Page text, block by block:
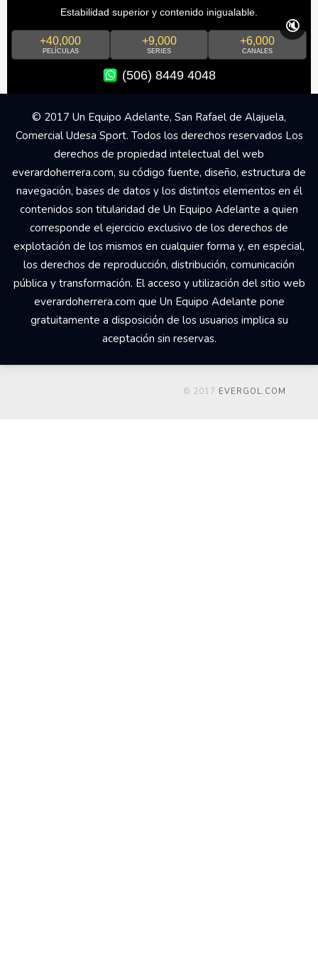
Estabilidad superior y contenido inigualable.
+40,000
PELÍCULAS
+9,000
SERIES
+6,000
CANALES
(506) 8449 4048
🔇
© 2017 Un Equipo Adelante, San Rafael de Alajuela,
Comercial Udesa Sport. Todos los derechos reservados Los
derechos de propiedad intelectual del web
everardoherrera.com, su código fuente, diseño, estructura de
navegación, bases de datos y los distintos elementos en él
contenidos son titularidad de Un Equipo Adelante a quien
corresponde el ejercicio exclusivo de los derechos de
explotación de los mismos en cualquier forma y, en especial,
los derechos de reproducción, distribución, comunicación
pública y transformación. El acceso y utilización del sitio web
everardoherrera.com que Un Equipo Adelante pone
gratuitamente a disposición de los usuarios implica su
aceptación sin reservas.
© 2017 EVERGOL.COM